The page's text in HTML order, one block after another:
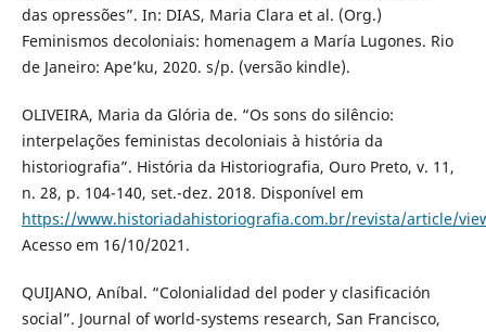
das opressões”. In: DIAS, Maria Clara et al. (Org.)
Feminismos decoloniais: homenagem a María Lugones. Rio
de Janeiro: Ape’ku, 2020. s/p. (versão kindle).
OLIVEIRA, Maria da Glória de. “Os sons do silêncio:
interpelações feministas decoloniais à história da
historiografia”. História da Historiografia, Ouro Preto, v. 11,
n. 28, p. 104-140, set.-dez. 2018. Disponível em
https://www.historiadahistoriografia.com.br/revista/article/
Acesso em 16/10/2021.
QUIJANO, Aníbal. “Colonialidad del poder y clasificación
social”. Journal of world-systems research, San Francisco,